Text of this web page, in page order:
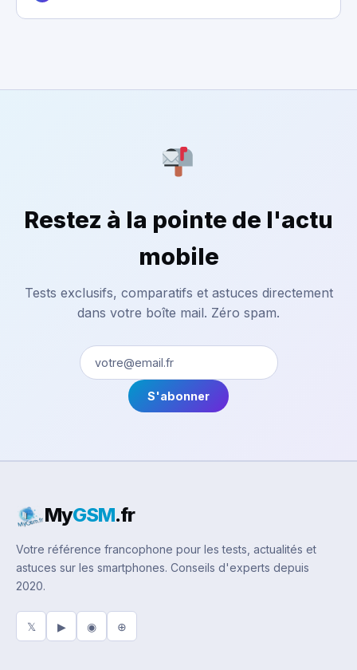
Restez à la pointe de l'actu
mobile
Tests exclusifs, comparatifs et astuces directement
dans votre boîte mail. Zéro spam.
S'abonner
MyGSM.fr
Votre référence francophone pour les tests, actualités et
astuces sur les smartphones. Conseils d'experts depuis
2020.
𝕏 ▶ ◉ ⊕